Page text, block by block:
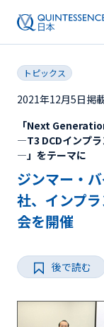
トピックス
2021年12月5日掲
「Next
―T3 DCDインプラ
―」をテーマに
ジンマー・
社、インプ
会を開催
後で読む